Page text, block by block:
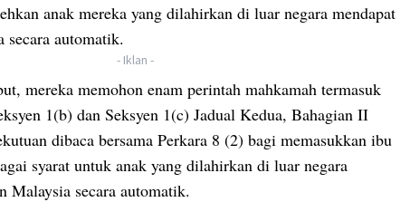
anak mereka yang dilahirkan di luar negara mendapat
secara automatik.
- Iklan -
mereka memohon enam perintah mahkamah termasuk
1(b) dan Seksyen 1(c) Jadual Kedua, Bahagian II
dibaca bersama Perkara 8 (2) bagi memasukkan ibu
syarat untuk anak yang dilahirkan di luar negara
Malaysia secara automatik.